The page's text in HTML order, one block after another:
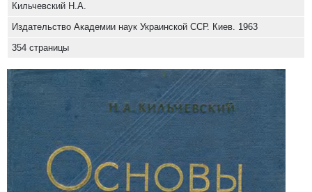
Кильчевский Н.А.
Издательство Академии наук Украинской ССР. Киев. 1963
354 страницы